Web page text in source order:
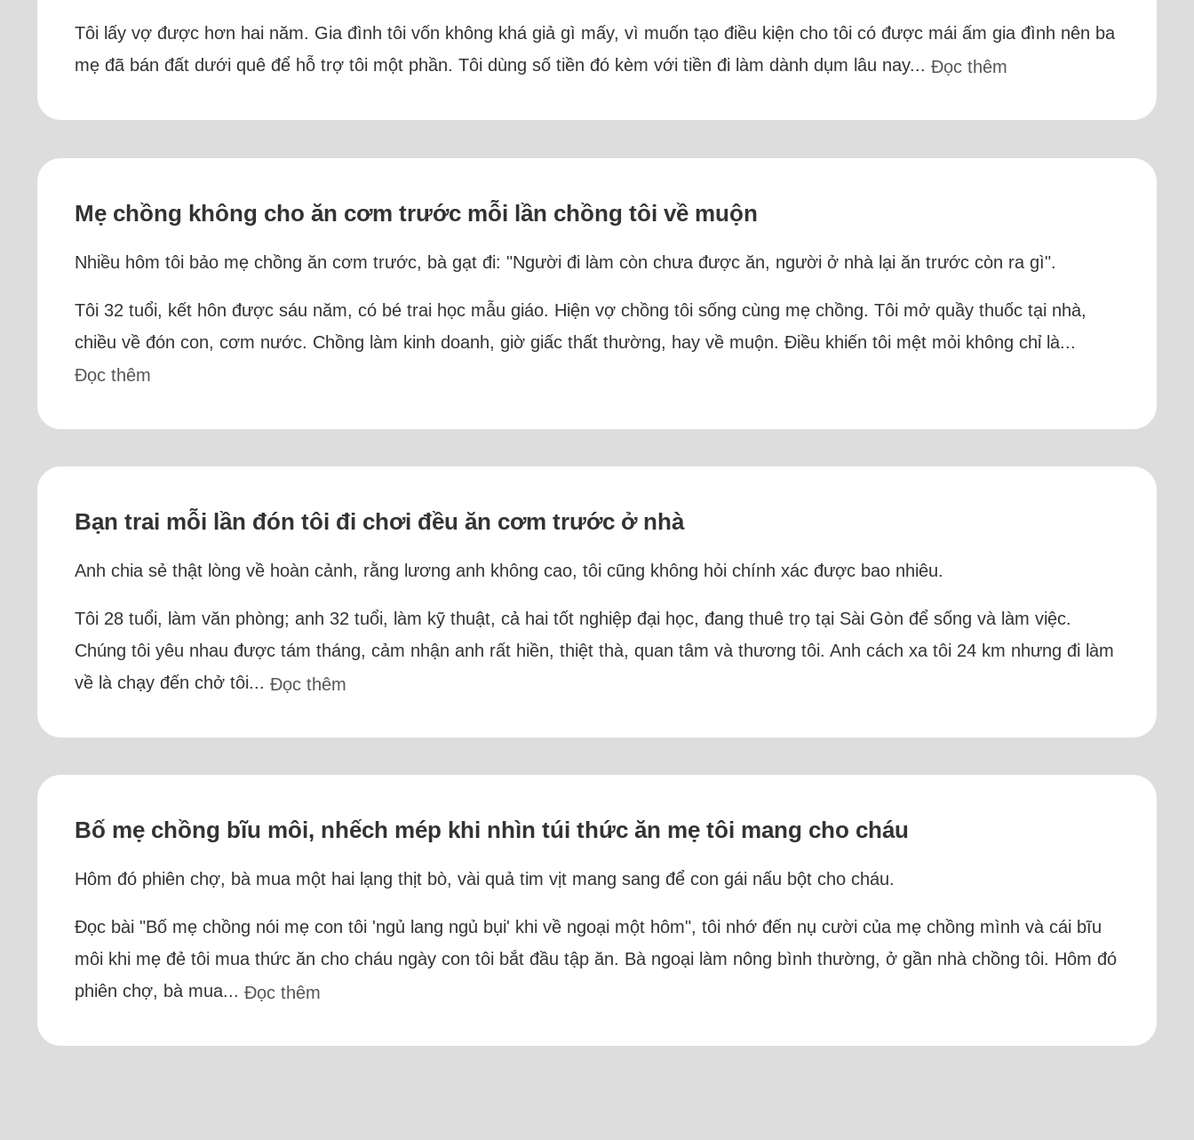
Tôi lấy vợ được hơn hai năm. Gia đình tôi vốn không khá giả gì mấy, vì muốn tạo điều kiện cho tôi có được mái ấm gia đình nên ba
mẹ đã bán đất dưới quê để hỗ trợ tôi một phần. Tôi dùng số tiền đó kèm với tiền đi làm dành dụm lâu nay...Đọc thêm
Mẹ chồng không cho ăn cơm trước mỗi lần chồng tôi về muộn
Nhiều hôm tôi bảo mẹ chồng ăn cơm trước, bà gạt đi: "Người đi làm còn chưa được ăn, người ở nhà lại ăn trước còn ra gì".
Tôi 32 tuổi, kết hôn được sáu năm, có bé trai học mẫu giáo. Hiện vợ chồng tôi sống cùng mẹ chồng. Tôi mở quầy thuốc tại nhà,
chiều về đón con, cơm nước. Chồng làm kinh doanh, giờ giấc thất thường, hay về muộn. Điều khiến tôi mệt mỏi không chỉ là...
Đọc thêm
Bạn trai mỗi lần đón tôi đi chơi đều ăn cơm trước ở nhà
Anh chia sẻ thật lòng về hoàn cảnh, rằng lương anh không cao, tôi cũng không hỏi chính xác được bao nhiêu.
Tôi 28 tuổi, làm văn phòng; anh 32 tuổi, làm kỹ thuật, cả hai tốt nghiệp đại học, đang thuê trọ tại Sài Gòn để sống và làm việc.
Chúng tôi yêu nhau được tám tháng, cảm nhận anh rất hiền, thiệt thà, quan tâm và thương tôi. Anh cách xa tôi 24 km nhưng đi làm
về là chạy đến chở tôi...Đọc thêm
Bố mẹ chồng bĩu môi, nhếch mép khi nhìn túi thức ăn mẹ tôi mang cho cháu
Hôm đó phiên chợ, bà mua một hai lạng thịt bò, vài quả tim vịt mang sang để con gái nấu bột cho cháu.
Đọc bài "Bố mẹ chồng nói mẹ con tôi 'ngủ lang ngủ bụi' khi về ngoại một hôm", tôi nhớ đến nụ cười của mẹ chồng mình và cái bĩu
môi khi mẹ đẻ tôi mua thức ăn cho cháu ngày con tôi bắt đầu tập ăn. Bà ngoại làm nông bình thường, ở gần nhà chồng tôi. Hôm đó
phiên chợ, bà mua...Đọc thêm